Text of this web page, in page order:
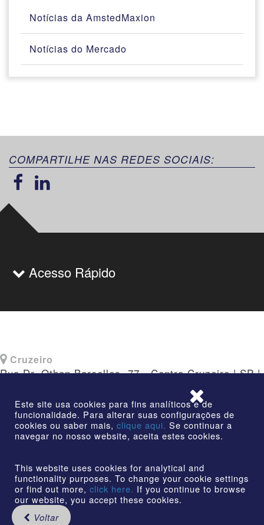
Notícias da AmstedMaxion
Notícias do Mercado
COMPARTILHE NAS REDES SOCIAIS:
Voltar
Acesso Rápido
Cruzeiro
Rua Dr. Othon Barcellos, 77 - Centro Cruzeiro | SP |
direitos reservados
Este site usa cookies para fins analíticos e de
funcionalidade. Para alterar suas configurações de
cookies ou saber mais, clique aqui. Se continuar a
navegar no nosso website, aceita estes cookies.
This website uses cookies for analytical and
functionality purposes. To change your cookie settings
or find out more, click here. If you continue to browse
our website, you accept these cookies.